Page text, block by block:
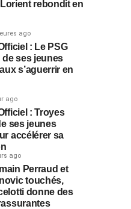
rebondit en
ago
: Le PSG
de ses jeunes
s’aguerrir en
ago
: Troyes
ses jeunes
accélérer sa
ago
Perraud et
touchés,
donne des